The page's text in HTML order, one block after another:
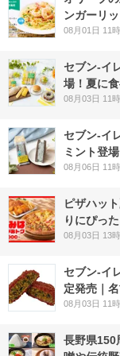
ンガーリ
08月01日 11
セブン‐イ
場！夏に
08月03日 11
セブン‐イ
ミント登
08月06日 11
ピザハッ
りにぴっ
08月03日 13
セブン-イ
定発売｜
08月03日 11
長野県